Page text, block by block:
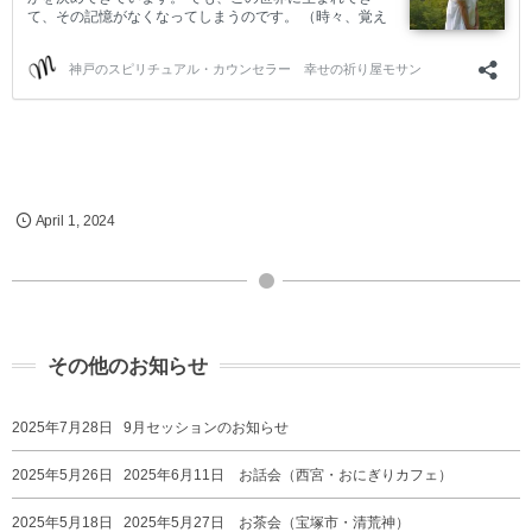
April 1, 2024
その他のお知らせ
2025年7月28日 9月セッションのお知らせ
2025年5月26日 2025年6月11日 お話会（西宮・おにぎりカフェ）
2025年5月18日 2025年5月27日 お茶会（宝塚市・清荒神）